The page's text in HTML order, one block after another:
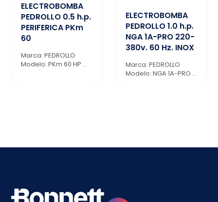
ELECTROBOMBA
PEDROLLO 0.5 h.p.
PERIFERICA PKm
60
Marca: PEDROLLO
Modelo: PKm 60 HP ...
ELECTROBOMBA
PEDROLLO 1.0 h.p.
NGA 1A-PRO 220-
380v. 60 Hz. INOX
Marca: PEDROLLO
Modelo: NGA 1A-PRO ...